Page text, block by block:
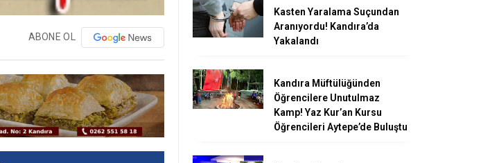
ABONE OL
Kasten Yaralama Suçundan
Aranıyordu! Kandıra’da
Yakalandı
Kandıra Müftülüğünden
Öğrencilere Unutulmaz
Kamp! Yaz Kur’an Kursu
Öğrencileri Aytepe’de Buluştu